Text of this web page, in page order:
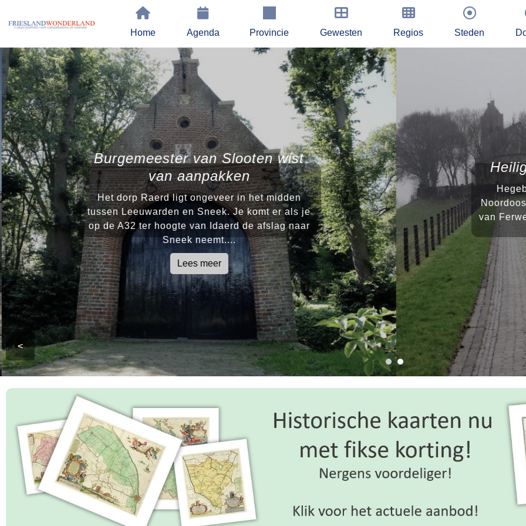
Home Agenda Provincie Gewesten Regios Steden
Burgemeester van Slooten wist
van aanpakken
Het dorp Raerd ligt ongeveer in het midden
tussen Leeuwarden en Sneek. Je komt er als je
op de A32 ter hoogte van Idaerd de afslag naar
Sneek neemt....
Lees meer
van
<